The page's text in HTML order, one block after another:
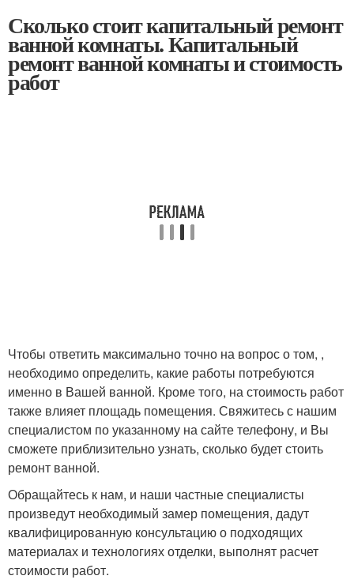
Сколько стоит капитальный ремонт
ванной комнаты. Капитальный
ремонт ванной комнаты и стоимость
работ
Чтобы ответить максимально точно на вопрос о том, ,
необходимо определить, какие работы потребуются
именно в Вашей ванной. Кроме того, на стоимость работ
также влияет площадь помещения. Свяжитесь с нашим
специалистом по указанному на сайте телефону, и Вы
сможете приблизительно узнать, сколько будет стоить
ремонт ванной.
Обращайтесь к нам, и наши частные специалисты
произведут необходимый замер помещения, дадут
квалифицированную консультацию о подходящих
материалах и технологиях отделки, выполнят расчет
стоимости работ.